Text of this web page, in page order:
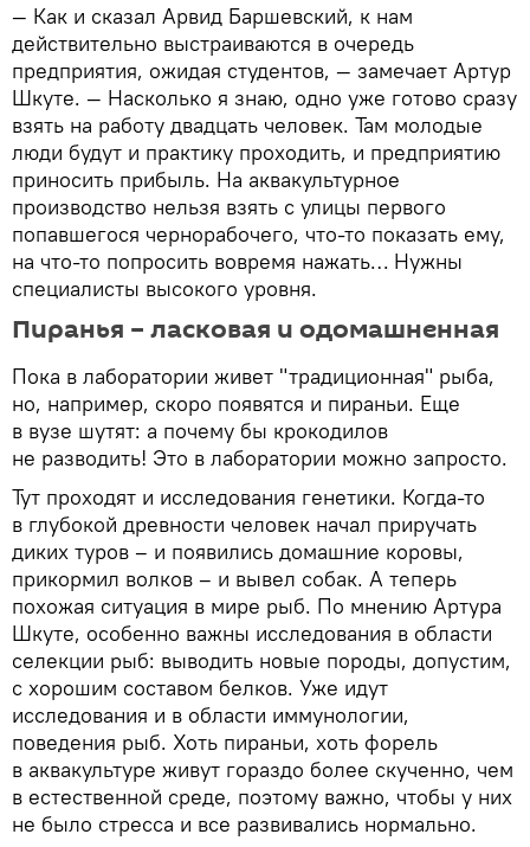
— Как и сказал Арвид Баршевский, к нам
действительно выстраиваются в очередь
предприятия, ожидая студентов, — замечает Артур
Шкуте. — Насколько я знаю, одно уже готово сразу
взять на работу двадцать человек. Там молодые
люди будут и практику проходить, и предприятию
приносить прибыль. На аквакультурное
производство нельзя взять с улицы первого
попавшегося чернорабочего, что-то показать ему,
на что-то попросить вовремя нажать… Нужны
специалисты высокого уровня.
Пиранья – ласковая и одомашненная
Пока в лаборатории живет "традиционная" рыба,
но, например, скоро появятся и пираньи. Еще
в вузе шутят: а почему бы крокодилов
не разводить! Это в лаборатории можно запросто.
Тут проходят и исследования генетики. Когда-то
в глубокой древности человек начал приручать
диких туров – и появились домашние коровы,
прикормил волков – и вывел собак. А теперь
похожая ситуация в мире рыб. По мнению Артура
Шкуте, особенно важны исследования в области
селекции рыб: выводить новые породы, допустим,
с хорошим составом белков. Уже идут
исследования и в области иммунологии,
поведения рыб. Хоть пираньи, хоть форель
в аквакультуре живут гораздо более скученно, чем
в естественной среде, поэтому важно, чтобы у них
не было стресса и все развивались нормально.